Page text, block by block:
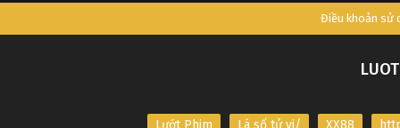
Điều khoản sử
Lướt Phim Lá số tử vi/ XX88